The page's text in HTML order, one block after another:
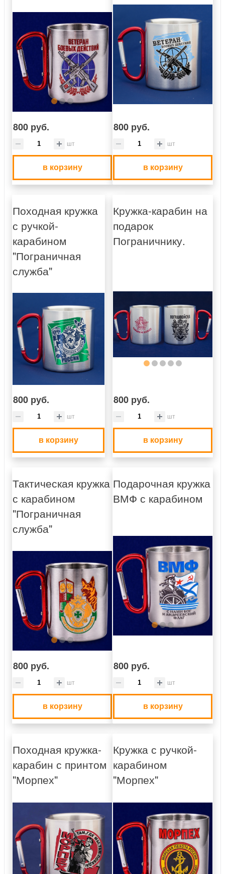
800 руб.
шт
в корзину
800 руб.
шт
в корзину
Походная кружка
с ручкой-
карабином
"Пограничная
служба"
800 руб.
шт
в корзину
Кружка-карабин на
подарок
Пограничнику.
800 руб.
шт
в корзину
Тактическая кружка
с карабином
"Пограничная
служба"
800 руб.
шт
в корзину
Подарочная кружка
ВМФ с карабином
800 руб.
шт
в корзину
Походная кружка-
карабин с принтом
"Морпех"
Кружка с ручкой-
карабином
"Морпех"